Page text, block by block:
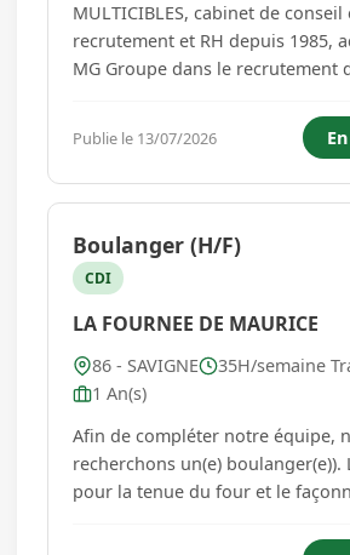
MULTICIBLES, cabinet de conseil
recrutement et RH depuis 1985,
MG Groupe dans le recrutement
Partenaire Business (H/F).
Créé en 1963, MG Groupe est
de PME, structuré autour de 6
Publie le 13/07/2026
Boulanger (H/F)
CDI
LA FOURNEE DE MAURICE
86 - SAVIGNE
35H/semaine
1 An(s)
Afin de compléter notre équipe,
recherchons un(e) boulanger(e)).
pour la tenue du four et le
mardi au samedi. Expérience